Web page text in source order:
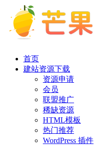
首页
建站资源下载
资源申请
会员
联盟推广
稀缺资源
HTML模板
热门推荐
WordPress 插件